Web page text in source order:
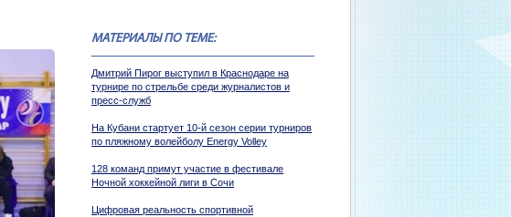
МАТЕРИАЛЫ ПО ТЕМЕ:
Дмитрий Пирог выступил в Краснодаре на
турнире по стрельбе среди журналистов и
пресс-служб
На Кубани стартует 10-й сезон серии турниров
по пляжному волейболу Energy Volley
128 команд примут участие в фестивале
Ночной хоккейной лиги в Сочи
Цифровая реальность спортивной